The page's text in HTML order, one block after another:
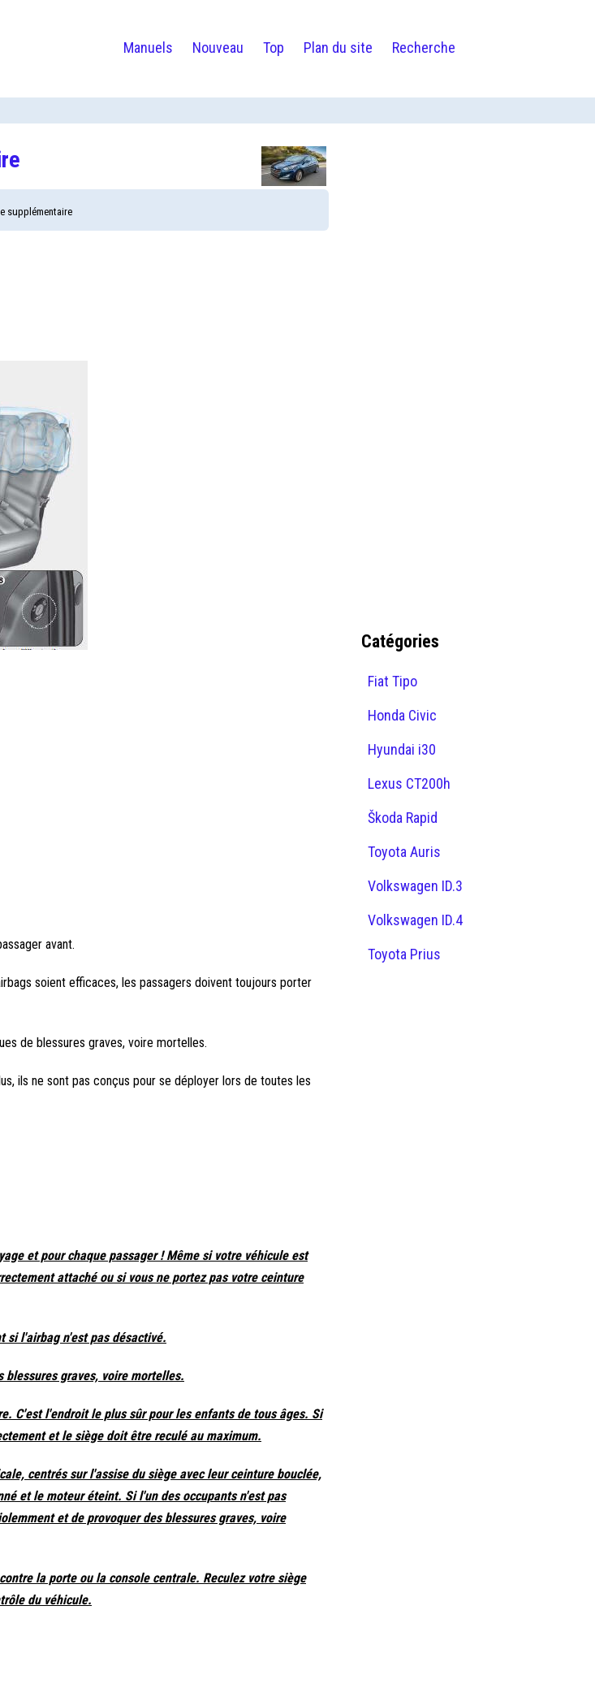
Manuels Nouveau Top Plan du site Recherche
supplémentaire
avant.
soient efficaces, les passagers doivent toujours porter
de blessures graves, voire mortelles.
ils ne sont pas conçus pour se déployer lors de toutes les
et pour chaque passager ! Même si votre véhicule est
attaché ou si vous ne portez pas votre ceinture
si l'airbag n'est pas désactivé.
graves, voire mortelles.
C'est l'endroit le plus sûr pour les enfants de tous âges. Si
et le siège doit être reculé au maximum.
centrés sur l'assise du siège avec leur ceinture bouclée,
et le moteur éteint. Si l'un des occupants n'est pas
et de provoquer des blessures graves, voire
la porte ou la console centrale. Reculez votre siège
du véhicule.
Catégories
Fiat Tipo
Honda Civic
Hyundai i30
Lexus CT200h
Škoda Rapid
Toyota Auris
Volkswagen ID.3
Volkswagen ID.4
Toyota Prius